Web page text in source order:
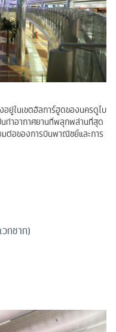
ยู่ในเขตอัลการ์ฮูดของนครดูไบ
นท่าอากาศยานที่พลุกพล่านที่สุด
มต่อของการบินพาณิชย์และการ
ทชาท)